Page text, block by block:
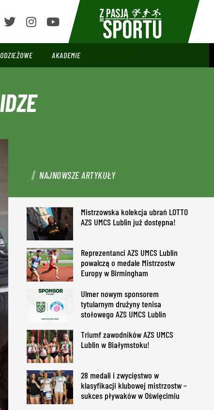
AKADEMIE
NAJNOWSZE ARTYKUŁY
Mistrzowska kolekcja ubrań LOTTO
AZS UMCS Lublin już dostępna!
Reprezentanci AZS UMCS Lublin
powalczą o medale Mistrzostw
Europy w Birmingham
Ulmer nowym sponsorem
tytularnym drużyny tenisa
stołowego AZS UMCS Lublin
Triumf zawodników AZS UMCS
Lublin w Białymstoku!
28 medali i zwycięstwo w
klasyfikacji klubowej mistrzostw –
sukces pływaków w Oświęcimiu